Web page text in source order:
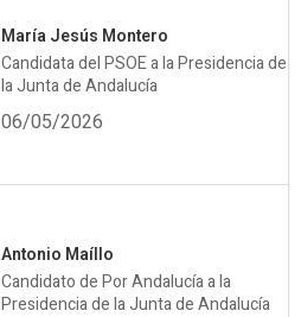
María Jesús Montero
Candidata del PSOE a la Presidencia de
la Junta de Andalucía
06/05/2026
Antonio Maíllo
Candidato de Por Andalucía a la
Presidencia de la Junta de Andalucía